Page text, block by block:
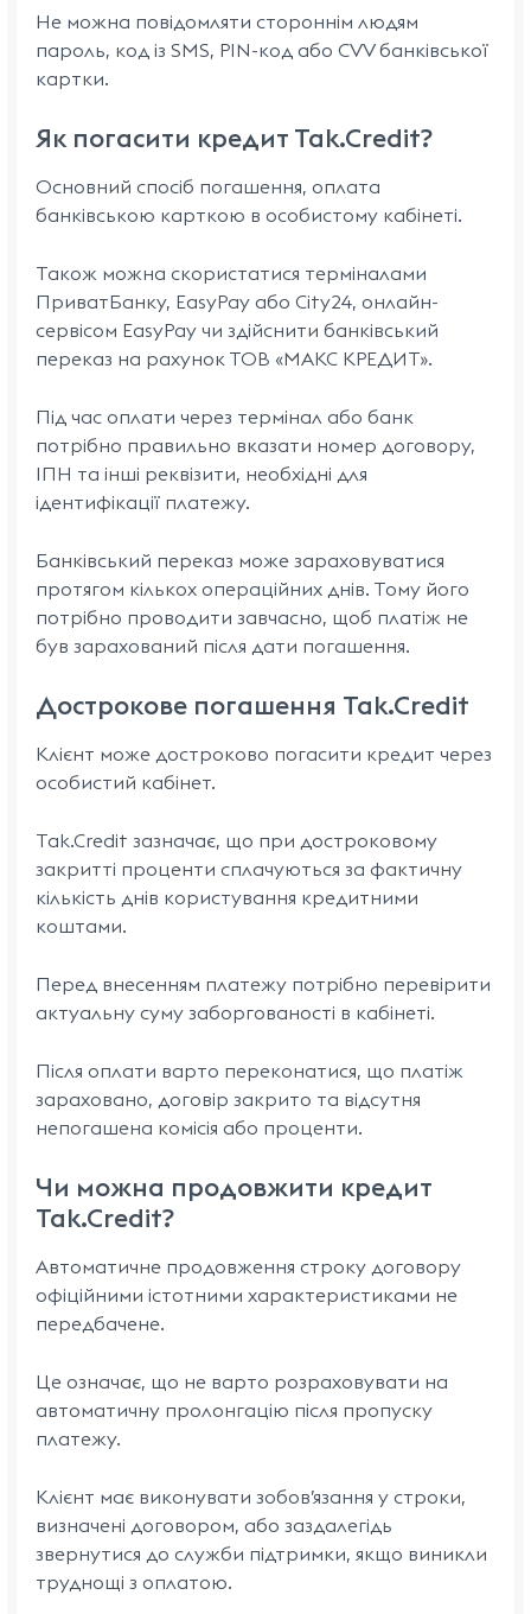
Не можна повідомляти стороннім людям
пароль, код із SMS, PIN-код або CVV банківської
картки.
Як погасити кредит Tak.Credit?
Основний спосіб погашення, оплата
банківською карткою в особистому кабінеті.
Також можна скористатися терміналами
ПриватБанку, EasyPay або City24, онлайн-
сервісом EasyPay чи здійснити банківський
переказ на рахунок ТОВ «МАКС КРЕДИТ».
Під час оплати через термінал або банк
потрібно правильно вказати номер договору,
ІПН та інші реквізити, необхідні для
ідентифікації платежу.
Банківський переказ може зараховуватися
протягом кількох операційних днів. Тому його
потрібно проводити завчасно, щоб платіж не
був зарахований після дати погашення.
Дострокове погашення Tak.Credit
Клієнт може достроково погасити кредит через
особистий кабінет.
Tak.Credit зазначає, що при достроковому
закритті проценти сплачуються за фактичну
кількість днів користування кредитними
коштами.
Перед внесенням платежу потрібно перевірити
актуальну суму заборгованості в кабінеті.
Після оплати варто переконатися, що платіж
зараховано, договір закрито та відсутня
непогашена комісія або проценти.
Чи можна продовжити кредит
Tak.Credit?
Автоматичне продовження строку договору
офіційними істотними характеристиками не
передбачене.
Це означає, що не варто розраховувати на
автоматичну пролонгацію після пропуску
платежу.
Клієнт має виконувати зобов’язання у строки,
визначені договором, або заздалегідь
звернутися до служби підтримки, якщо виникли
труднощі з оплатою.